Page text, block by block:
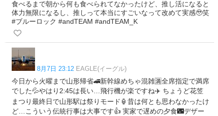
食べるまで朝から何も食べられてなかったけど、推し活になると
体力無限になるし、推しって本当にすごいなって改めて実感🥹笑
#ブルーロック #andTEAM #andTEAM_K
8月7日 23:12 EAGLE(イーグル)
今日から火曜まで山形帰省🚄新幹線めちゃ混雑🈵全席指定で満席
でした💦やはり2:45は長い…飛行機が楽ですね✈️ ちょうど花笠
まつり最終日で山形駅は祭りモード🏮昔は何とも思わなかったけ
ど…こういう伝統行事は大事です👍 実家で遅めの夕食🌃デザー